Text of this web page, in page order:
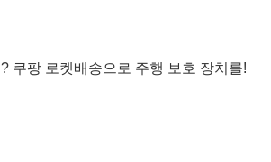
쿠팡 로켓배송으로 주행 보호 장치를!